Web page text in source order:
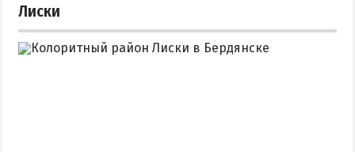
Лиски